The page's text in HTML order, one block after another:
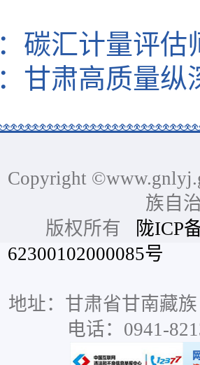
碳汇计量评估
甘肃高质量纵
Copyright
族自
版权所有
陇ICP
62300102000085号
地址：甘肃省甘南藏
电话：0941-